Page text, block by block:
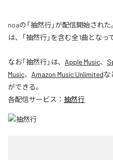
noaの「抽然行」が配信開始され
は、「抽然行」を含む全1曲となっ
なお「抽然行」は、 Apple Music、
Music、 Amazon Music Unlimitedな
ができる。
各配信サービス： 抽然行